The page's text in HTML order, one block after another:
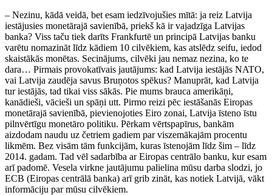
– Nezinu, kādā veidā, bet esam iedzīvojušies mītā: ja reiz Latvija
iestājusies monetārajā savienībā, priekš kā ir vajadzīga Latvijas
banka? Viss taču tiek darīts Frankfurtē un principā Latvijas banku
varētu nomazināt līdz kādiem 10 cilvēkiem, kas atslēdz seifu, iedod
skaistākās monētas. Secinājums, cilvēki jau nemaz nezina, ko te
dara… Pirmais provokatīvais jautājums: kad Latvija iestājās NATO,
vai Latvija zaudēja savus Bruņotos spēkus? Manuprāt, kad Latvija
tur iestājās, tad tikai viss sākās. Pie mums brauca amerikāņi,
kanādieši, vācieši un spāņi utt. Pirmo reizi pēc iestāšanās Eiropas
monetārajā savienībā, pievienojoties Eiro zonai, Latvija īsteno īstu
pilnvērtīgu monetāro politiku. Pērkam vērtspapīrus, bankām
aizdodam naudu uz četriem gadiem par viszemākajām procentu
likmēm. Bez visām tām funkcijām, kuras īstenojām līdz šim – līdz
2014. gadam. Tad vēl sadarbība ar Eiropas centrālo banku, kur esam
arī padomē. Vesela virkne jautājumu palielina mūsu darba slodzi, jo
ECB (Eiropas centrālā banka) arī grib zināt, kas notiek Latvijā, vākt
informāciju par mūsu cilvēkiem.